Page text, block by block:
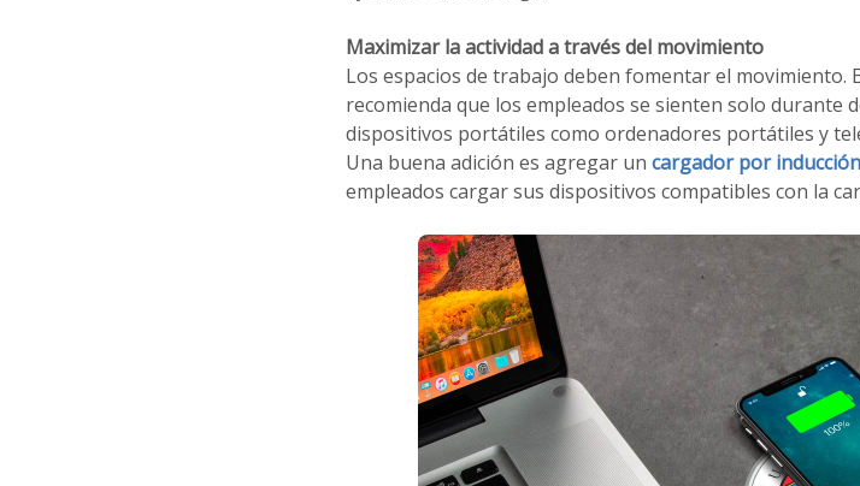
Maximizar la actividad a través del movimiento
Los espacios de trabajo deben fomentar el movimiento.
recomienda que los empleados se sienten solo durante
dispositivos portátiles como ordenadores portátiles y
Una buena adición es agregar un cargador por
empleados cargar sus dispositivos compatibles con la